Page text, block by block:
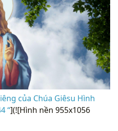
của Chúa Giêsu Hình
“](![Hình nền 955x1056